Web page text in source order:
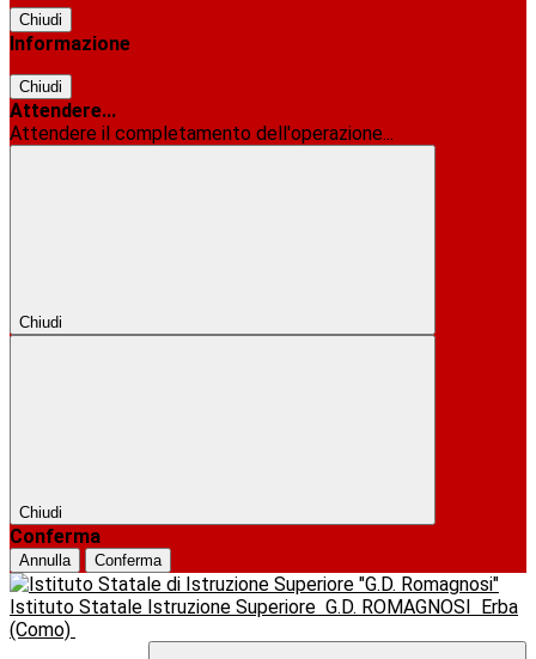
Chiudi
Informazione
Chiudi
Attendere...
Attendere il completamento dell'operazione...
Chiudi
Chiudi
Conferma
Annulla Conferma
Istituto Statale Istruzione Superiore G.D. ROMAGNOSI
Erba
(Como)